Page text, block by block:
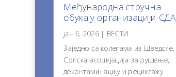
Међународна стручна
обука у организацији СДА
јан 6, 2026 | ВЕСТИ
Заједно са колегама из Шведске,
Српска асоцијација за рушење,
деконтаминацију и рециклажу